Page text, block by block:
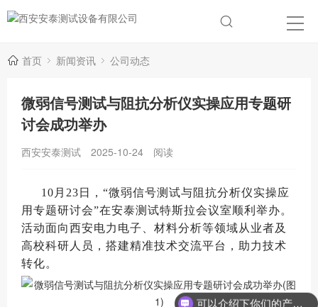
首页 新闻资讯 公司动态
微弱信号测试与阻抗分析仪实操应用专题研
讨会成功举办
西安安泰测试 2025-10-24 阅读
10月23日，“微弱信号测试与阻抗分析仪实操应
用专题研讨会”在安泰测试特斯拉会议室顺利举办。
活动面向西安电力电子、材料分析等领域从业者及
高校科研人员，搭建精准技术交流平台，助力技术
转化。
可以介绍下你们的产品么？